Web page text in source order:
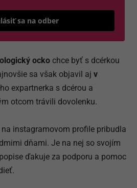
sa na odber
ocko chce byť s dcérkou
sa však objavil aj v
expartnerka s dcérou a
otcom trávili dovolenku.
instagramovom profile pribudla
dňami. Je na nej so svojím
ďakuje za podporu a pomoc